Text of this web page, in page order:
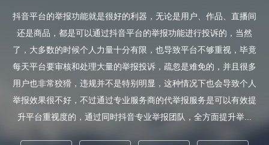
抖音平台的举报功能就是很好的利器，无论是用户、作品、直播间
还是商品，都是可以通过抖音平台的举报功能进行投诉的，当然
了，大多数的时候个人力量十分有限，也导致平台不够重视，毕竟
每天平台要审核和处理大量的举报投诉，疏忽是难免的，并且很多
用户也非常狡猾，违规并不是特别明显，这种情况下也会导致个人
举报效果很不好，不过通过专业服务商的代举报服务是可以有效提
升平台重视度的，通过同时抖音专业举报团队，全方面提升举...